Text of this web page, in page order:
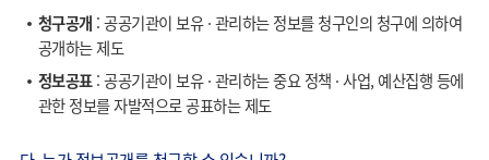
청구공개 : 공공기관이 보유 · 관리하는 정보를 청구인의 청구에 의하여
공개하는 제도
정보공표: 공공기관이 보유 · 관리하는 중요 정책 · 사업, 예산집행 등에
관한 정보를 자발적으로 공표하는 제도